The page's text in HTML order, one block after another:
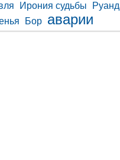
Ирония судьбы
Бор аварии